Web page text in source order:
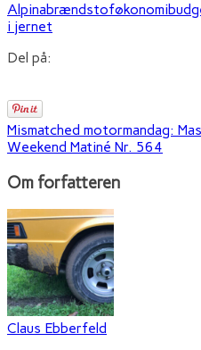
Alpinabrændstoføkonomi
i jernet
Del på:
Mismatched motormandag:
Weekend Matiné Nr. 564
Om forfatteren
Claus Ebberfeld